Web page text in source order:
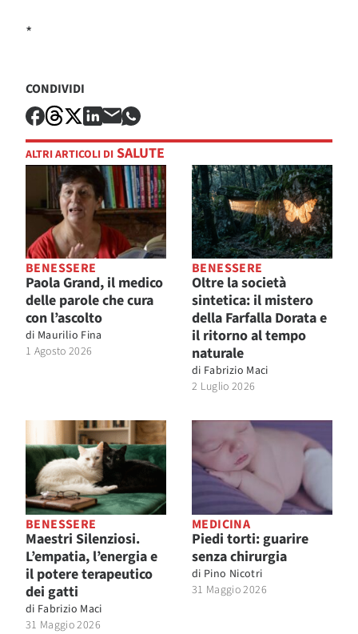
*
CONDIVIDI
ALTRI ARTICOLI DI SALUTE
BENESSERE
Paola Grand, il medico
delle parole che cura
con l’ascolto
di Maurilio Fina
1 Agosto 2026
BENESSERE
Oltre la società
sintetica: il mistero
della Farfalla Dorata e
il ritorno al tempo
naturale
di Fabrizio Maci
2 Luglio 2026
BENESSERE
Maestri Silenziosi.
L’empatia, l’energia e
il potere terapeutico
dei gatti
di Fabrizio Maci
31 Maggio 2026
MEDICINA
Piedi torti: guarire
senza chirurgia
di Pino Nicotri
31 Maggio 2026